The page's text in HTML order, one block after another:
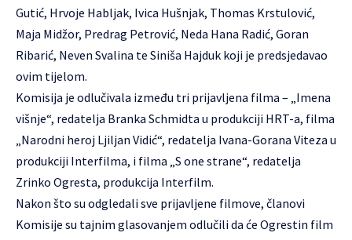
Gutić, Hrvoje Habljak, Ivica Hušnjak, Thomas Krstulović,
Maja Midžor, Predrag Petrović, Neda Hana Radić, Goran
Ribarić, Neven Svalina te Siniša Hajduk koji je predsjedavao
ovim tijelom.
Komisija je odlučivala između tri prijavljena filma – „Imena
višnje“, redatelja Branka Schmidta u produkciji HRT-a, filma
„Narodni heroj Ljiljan Vidić“, redatelja Ivana-Gorana Viteza u
produkciji Interfilma, i filma „S one strane“, redatelja
Zrinko Ogresta, produkcija Interfilm.
Nakon što su odgledali sve prijavljene filmove, članovi
Komisije su tajnim glasovanjem odlučili da će Ogrestin film